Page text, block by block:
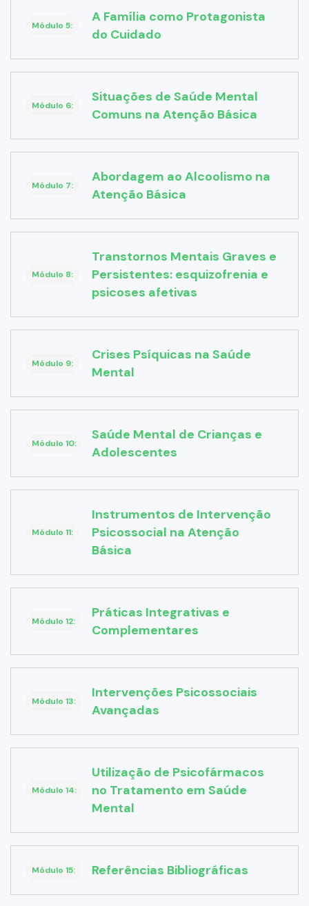
Módulo 5:
A Família como Protagonista
do Cuidado
Módulo 6:
Situações de Saúde Mental
Comuns na Atenção Básica
Módulo 7:
Abordagem ao Alcoolismo na
Atenção Básica
Módulo 8:
Transtornos Mentais Graves e
Persistentes: esquizofrenia e
psicoses afetivas
Módulo 9:
Crises Psíquicas na Saúde
Mental
Módulo 10:
Saúde Mental de Crianças e
Adolescentes
Módulo 11:
Instrumentos de Intervenção
Psicossocial na Atenção
Básica
Módulo 12:
Práticas Integrativas e
Complementares
Módulo 13:
Intervenções Psicossociais
Avançadas
Módulo 14:
Utilização de Psicofármacos
no Tratamento em Saúde
Mental
Módulo 15: Referências Bibliográficas